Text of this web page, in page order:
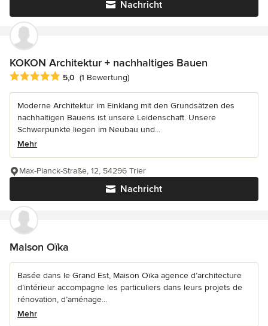
Nachricht
KOKON Architektur + nachhaltiges Bauen
Durchschnittliche Bewertung: 5 von 5 Sternen
5,0 (1 Bewertung)
Moderne Architektur im Einklang mit den Grundsätzen des
nachhaltigen Bauens ist unsere Leidenschaft. Unsere
Schwerpunkte liegen im Neubau und...
Mehr
Nachricht
Max-Planck-Straße, 12, 54296 Trier
Maison Oïka
Basée dans le Grand Est, Maison Oïka agence d’architecture
d’intérieur accompagne les particuliers dans leurs projets de
rénovation, d’aménage...
Mehr